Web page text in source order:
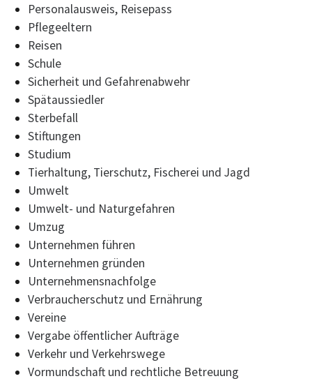
Personalausweis, Reisepass
Pflegeeltern
Reisen
Schule
Sicherheit und Gefahrenabwehr
Spätaussiedler
Sterbefall
Stiftungen
Studium
Tierhaltung, Tierschutz, Fischerei und Jagd
Umwelt
Umwelt- und Naturgefahren
Umzug
Unternehmen führen
Unternehmen gründen
Unternehmensnachfolge
Verbraucherschutz und Ernährung
Vereine
Vergabe öffentlicher Aufträge
Verkehr und Verkehrswege
Vormundschaft und rechtliche Betreuung